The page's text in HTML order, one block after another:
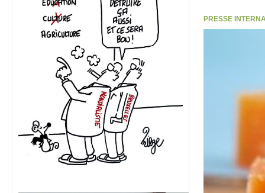
PRESSE